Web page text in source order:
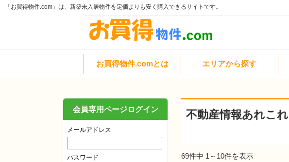
「お買得物件.com」は、新築未入居物件を定価よりも安く購入できるサイトです。
お買得物件.comとは エリアから探す
不動産情報あれこれ
69件中 1～10件を表示
会員専用ページログイン
メールアドレス
パスワード